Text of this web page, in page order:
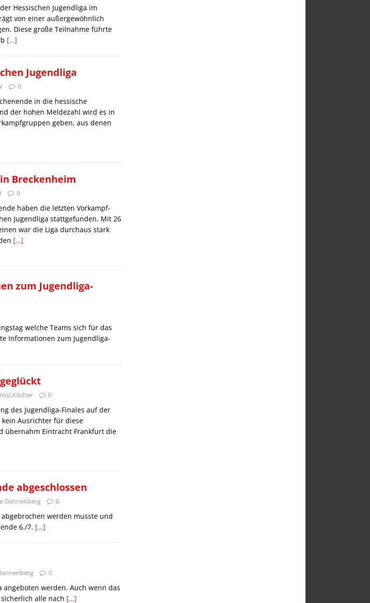
Hessischen Jugendliga im
von einer außergewöhnlich
Diese große Teilnahme führte
[…]
Jugendliga
0
in die hessische
der hohen Meldezahl wird es in
geben, aus denen
Breckenheim
0
haben die letzten Vorkampf-
Jugendliga stattgefunden. Mit 26
war die Liga durchaus stark
[…]
zum Jugendliga-
welche Teams sich für das
Informationen zum Jugendliga-
Köcher 0
des Jugendliga-Finales auf der
Ausrichter für diese
übernahm Eintracht Frankfurt die
abgeschlossen
Dannenberg 0
werden musste und
6./7. […]
0
angeboten werden. Auch wenn das
alle nach […]